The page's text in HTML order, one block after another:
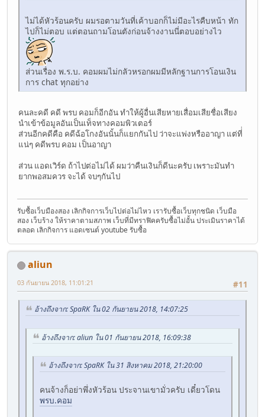
ไม่ได้หัวร้อนครับ ผมรอตามวันที่เค้าบอกก็ไม่มีอะไรคืบหน้า ทัก
ไปก็ไม่ตอบ แต่ตอนถามโอนตังก่อนจ้างงานนี่ตอบอย่างไว
ส่วนเรื่อง พ.ร.บ. คอมผมไม่กลัวหรอกผมมีหลักฐานการโอนเงิน
การ chat ทุกอย่าง
คนละคดี คดี พรบ คอมก็อีกอัน ทำให้ผู้อื่นเสียหายเสื่อมเสียชื่อเสียง
นำเข้าข้อมูลอันเป็นเท็จทางคอมพิวเตอร์
ส่วนอีกคดีคือ คดีฉ้อโกงอันนั้นก็แยกกันไป ว่าจะแพ่งหรืออาญา แต่ที่่
แน่ๆ คดีพรบ คอม เป็นอาญา
ส่วน แอดเวิร์ด ถ้าไปต่อไม่ได้ ผมว่าคืนเงินก็ดีนะครับ เพราะมันทำ
ยากพอสมควร จะได้ จบๆกันไป
รับซื้อเว็บมืองสอง เลิกกิจการเว็บไปต่อไม่ไหว เรารับซื้อเว็บทุกชนิด เว็บมือ
สอง เว็บร้าง ให้ราคาตามสภาพ เว็บที่มีทราฟิคครับซื้อไม่อั้น ประเมินราคาได้
ตลอด เลิกกิจการ แอดเซนต์ youtube รับซื้อ
aliun
#11
03 กันยายน 2018, 11:01:21
อ้างถึงจาก: SpaRK ใน 02 กันยายน 2018, 14:07:25
อ้างถึงจาก: aliun ใน 01 กันยายน 2018, 16:09:38
อ้างถึงจาก: SpaRK ใน 31 สิงหาคม 2018, 21:20:00
คนจ้างก็อย่าพึ่งหัวร้อน ประจานเขามั่วครับ เดี๋ยวโดน
พรบ.คอม